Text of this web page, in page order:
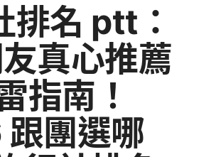
排名 ptt：
真心推薦
指南！
團選哪